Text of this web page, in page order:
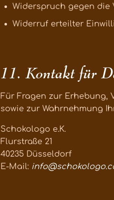
Widerspruch gegen die
Widerruf erteilter
11. Kontakt für
Für Fragen zur Erhebung,
sowie zur Wahrnehmung
Schokologo e.K.
Flurstraße 21
40235 Düsseldorf
E-Mail: